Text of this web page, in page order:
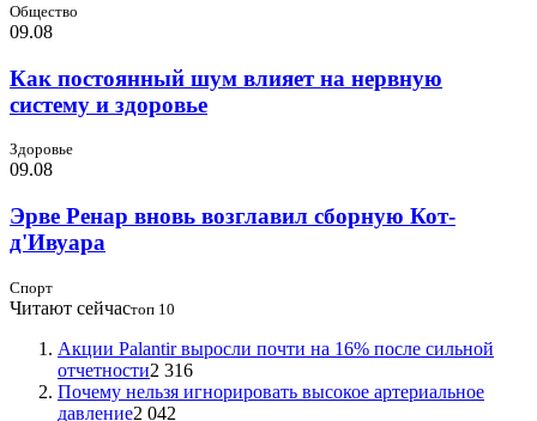
Общество
09.08
Как постоянный шум влияет на нервную
систему и здоровье
Здоровье
09.08
Эрве Ренар вновь возглавил сборную Кот-
д'Ивуара
Спорт
Читают сейчастоп 10
Акции Palantir выросли почти на 16% после сильной
отчетности2 316
Почему нельзя игнорировать высокое артериальное
давление2 042